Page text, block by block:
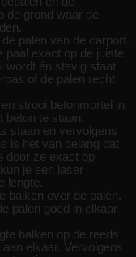
de grond waar de
palen van de carport.
paal exact op de juiste
wordt én stevig staat
of de palen recht
strooi betonmortel in
beton te staan.
staan en vervolgens
is het van belang dat
door ze exact op
je een laser
lengte.
balken over de palen.
palen goed in elkaar
balken op de reeds
elkaar. Vervolgens